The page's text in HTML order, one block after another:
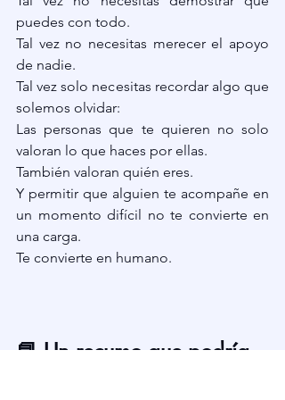
puedes con todo.
Tal vez no necesitas merecer el apoyo
de nadie.
Tal vez solo necesitas recordar algo que
solemos olvidar:
Las personas que te quieren no solo
valoran lo que haces por ellas.
También valoran quién eres.
Y permitir que alguien te acompañe en
un momento difícil no te convierte en
una carga.
Te convierte en humano.
📘 Un recurso que podría